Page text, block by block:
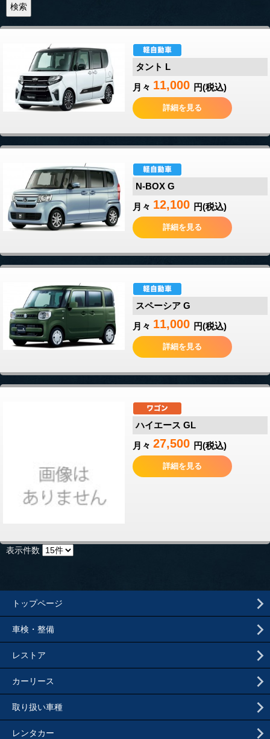
タント L
月々 11,000 円(税込)
詳細を見る
N-BOX G
月々 12,100 円(税込)
詳細を見る
スペーシア G
月々 11,000 円(税込)
詳細を見る
ハイエース GL
月々27,500 円(税込)
詳細を見る
表示件数
トップページ
車検・整備
レストア
カーリース
取り扱い車種
レンタカー